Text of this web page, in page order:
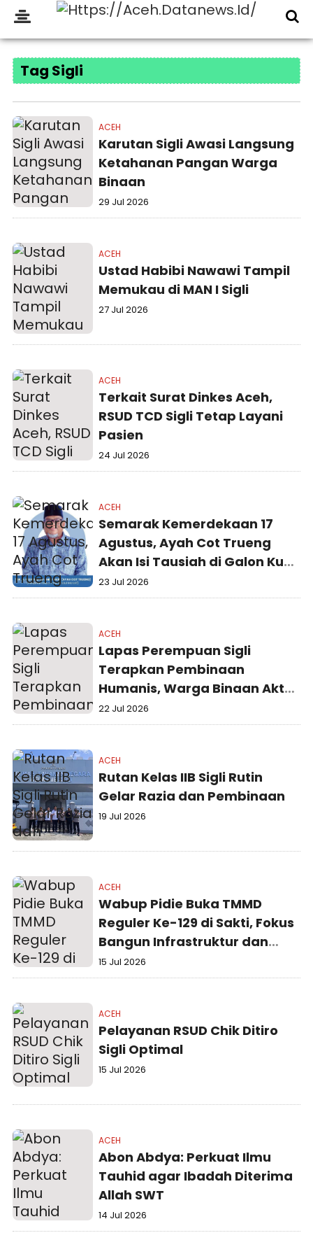
Tag Sigli
ACEH
Karutan Sigli Awasi Langsung
Ketahanan Pangan Warga
Binaan
29 Jul 2026
ACEH
Ustad Habibi Nawawi Tampil
Memukau di MAN I Sigli
27 Jul 2026
ACEH
Terkait Surat Dinkes Aceh,
RSUD TCD Sigli Tetap Layani
Pasien
24 Jul 2026
ACEH
Semarak Kemerdekaan 17
Agustus, Ayah Cot Trueng
Akan Isi Tausiah di Galon Kupi
Sigli
23 Jul 2026
ACEH
Lapas Perempuan Sigli
Terapkan Pembinaan
Humanis, Warga Binaan Aktif
Berkebun hingga Produksi
Kue
22 Jul 2026
ACEH
Rutan Kelas IIB Sigli Rutin
Gelar Razia dan Pembinaan
19 Jul 2026
ACEH
Wabup Pidie Buka TMMD
Reguler Ke-129 di Sakti, Fokus
Bangun Infrastruktur dan
Tingkatkan Kesejahteraan
Warga
15 Jul 2026
ACEH
Pelayanan RSUD Chik Ditiro
Sigli Optimal
15 Jul 2026
ACEH
Abon Abdya: Perkuat Ilmu
Tauhid agar Ibadah Diterima
Allah SWT
14 Jul 2026